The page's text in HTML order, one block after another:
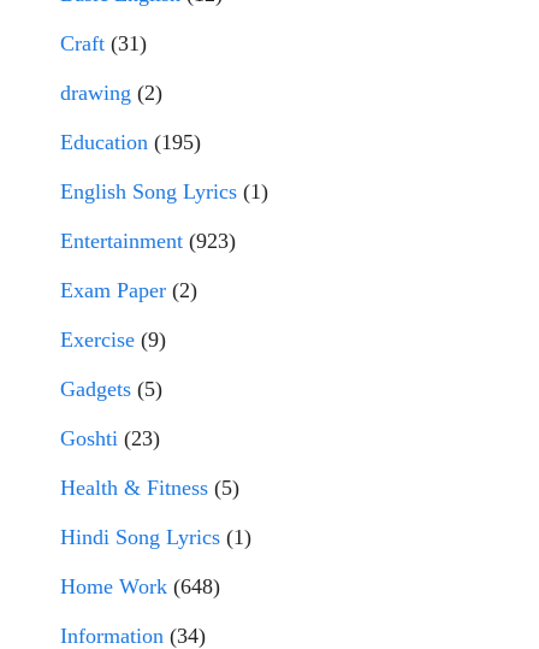
Craft (31)
drawing (2)
Education (195)
English Song Lyrics (1)
Entertainment (923)
Exam Paper (2)
Exercise (9)
Gadgets (5)
Goshti (23)
Health & Fitness (5)
Hindi Song Lyrics (1)
Home Work (648)
Information (34)